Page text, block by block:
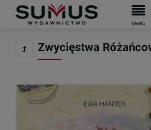
Do darmowej dostawy brakuje
Zwycięstwa